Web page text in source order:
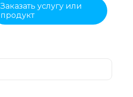
Заказать услугу или
продукт